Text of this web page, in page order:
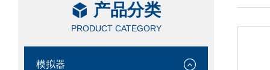
产品分类
PRODUCT CATEGORY
模拟器
/